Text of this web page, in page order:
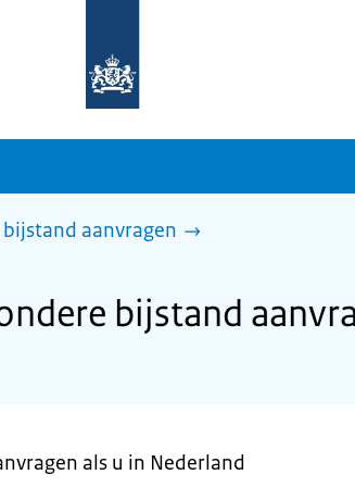
homepage
sdg.rijksoverheid.nl
aanvragen
bijstand
als u in Nederland